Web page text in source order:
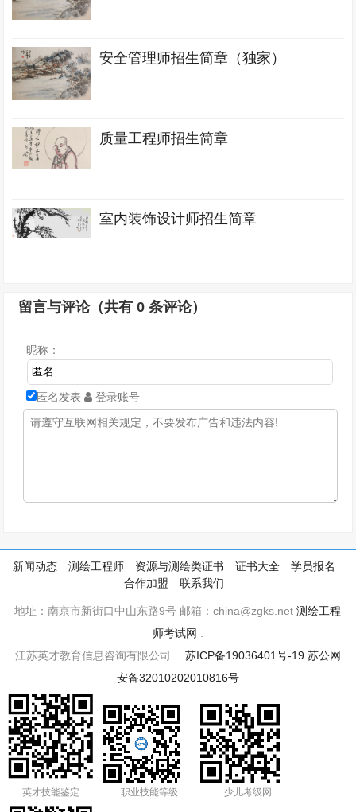
安全管理师招生简章（独家）
质量工程师招生简章
室内装饰设计师招生简章
留言与评论（共有0 条评论）
昵称：
匿名发表 登录账号
新闻动态 测绘工程师 资源与测绘类证书 证书大全
学员报名
合作加盟
联系我们
地址：南京市新街口中山东路9号 邮箱：china@zgks.net测绘工程
师考试网
江苏英才教育信息咨询有限公司. 苏ICP备19036401号-19 苏公网
安备32010202010816号
英才技能鉴定 职业技能等级 少儿考级网